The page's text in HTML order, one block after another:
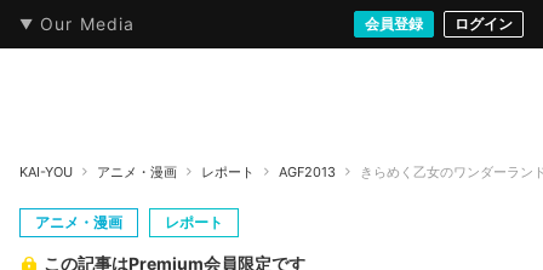
Our Media 会員登録 ログイン
本・文芸 情報化社会 音楽・映像 ゲームストリート
KAI-YOU アニメ・漫画 レポート AGF2013 きらめく乙女のワンダーラ
アニメ・漫画 レポート
この記事はPremium会員限定です